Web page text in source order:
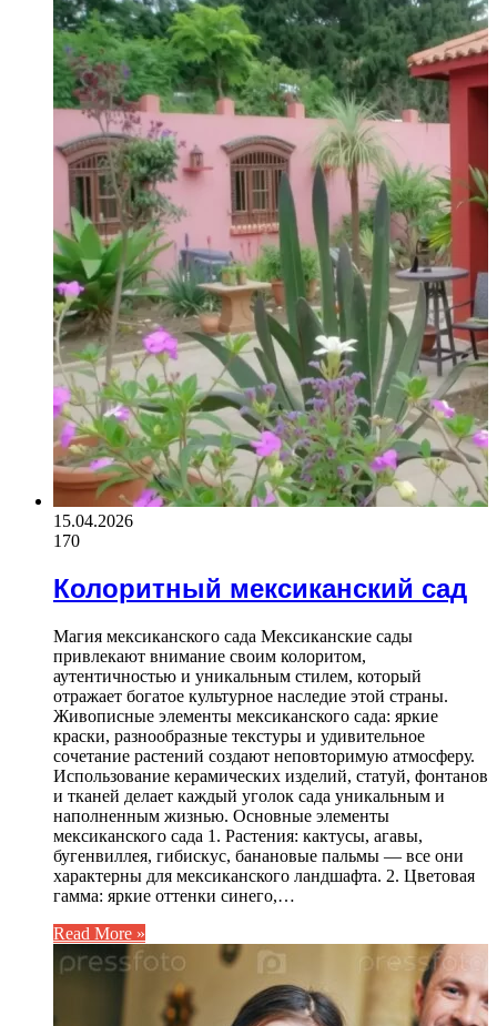
15.04.2026
170
Колоритный мексиканский сад
Магия мексиканского сада Мексиканские сады
привлекают внимание своим колоритом,
аутентичностью и уникальным стилем, который
отражает богатое культурное наследие этой страны.
Живописные элементы мексиканского сада: яркие
краски, разнообразные текстуры и удивительное
сочетание растений создают неповторимую атмосферу.
Использование керамических изделий, статуй, фонтанов
и тканей делает каждый уголок сада уникальным и
наполненным жизнью. Основные элементы
мексиканского сада 1. Растения: кактусы, агавы,
бугенвиллея, гибискус, банановые пальмы — все они
характерны для мексиканского ландшафта. 2. Цветовая
гамма: яркие оттенки синего,…
Read More »